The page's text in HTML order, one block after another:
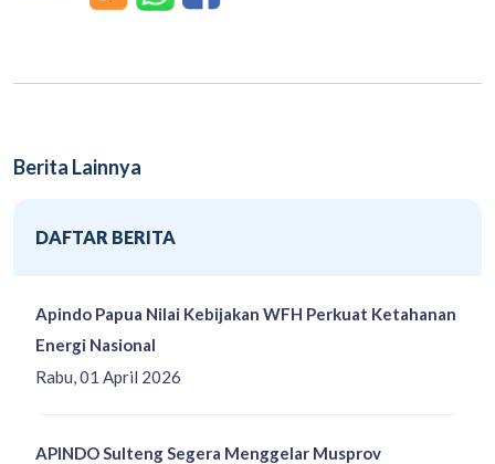
Berita Lainnya
DAFTAR BERITA
Rabu, 01 April 2026
Apindo Papua Nilai Kebijakan WFH Perkuat Ketahanan
Energi Nasional
APINDO Sulteng Segera Menggelar Musprov